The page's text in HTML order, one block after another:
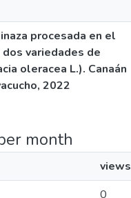
procesada en el
variedades de
oleracea L.). Canaán
2022
month
views
0